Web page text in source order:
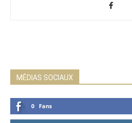
MÉDIAS SOCIAUX
0 Fans